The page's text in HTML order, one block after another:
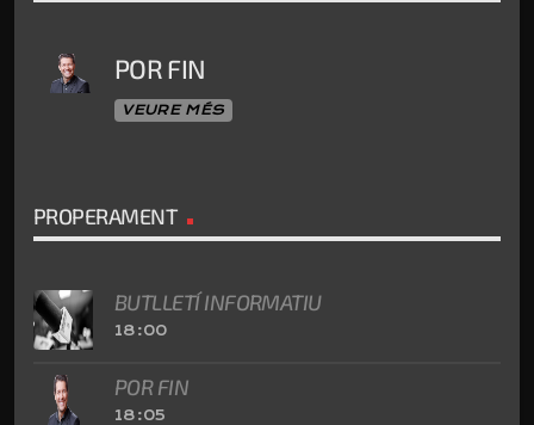
POR FIN
VEURE MÉS
PROPERAMENT
BUTLLETÍ INFORMATIU
18:00
POR FIN
18:05